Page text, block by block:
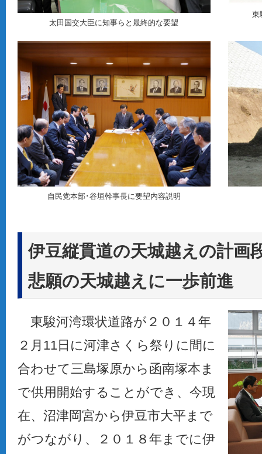
太田国交大臣に知事らと最終的な要望
東
自民党本部･谷垣幹事長に要望内容説明
伊豆縦貫道の天城越えの計画
悲願の天城越えに一歩前進
東駿河湾環状道路が２０１４年
２月11日に河津さくら祭りに間に
合わせて三島塚原から函南塚本ま
で供用開始することができ、今現
在、沼津岡宮から伊豆市大平まで
がつながり、２０１８年までに伊